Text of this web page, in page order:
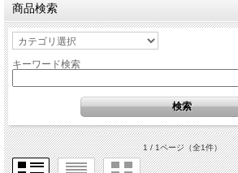
商品検索
キーワード検索
1 / 1ページ（全1件）